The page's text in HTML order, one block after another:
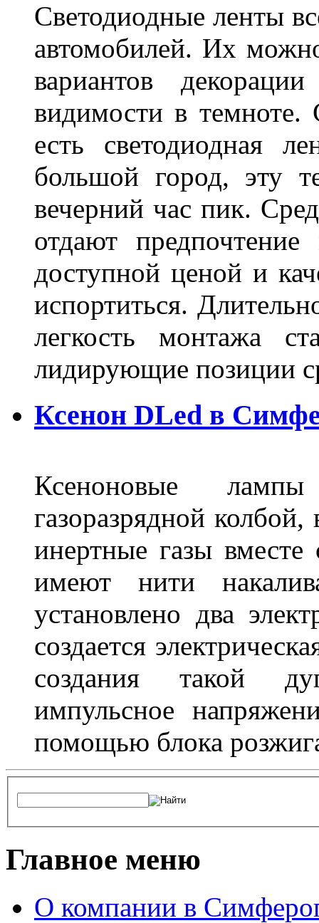
Светодиодные ленты
автомобилей. Их
вариантов
видимости в темноте.
есть светодиодная
большой город, эту
вечерний час пик.
отдают
доступной ценой и
испортиться.
легкость монтажа
лидирующие
Ксенон DLed в
Ксеноновые
газоразрядной
инертные газы
имеют нити
установлено два
создается
создания такой
импульсное
помощью блока
Главное меню
О компании в